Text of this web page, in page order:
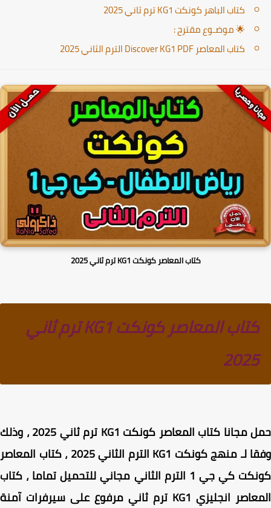
كتاب الباهر كونكت KG1 ترم ثاني 2025
🌟 موضـوع مقترح :
كتاب المعاصر Discover KG1 PDF الترم الثاني 2025
كتاب المعاصر كونكت KG1 ترم ثاني 2025
كتاب المعاصر كونكت KG1 ترم ثاني
2025
حمل مجانا كتاب المعاصر كونكت KG1 ترم ثاني 2025 ، وذلك
لـمنهج كونكت KG1
الترم الثاني 2025 ، كتاب المعاصر
كونكت كي جي 1 الترم الثاني مجاني للتحميل تماما ، كتاب
المعاصر انجليزي KG1 ترم ثاني مرفوع على سيرفرات آمنة